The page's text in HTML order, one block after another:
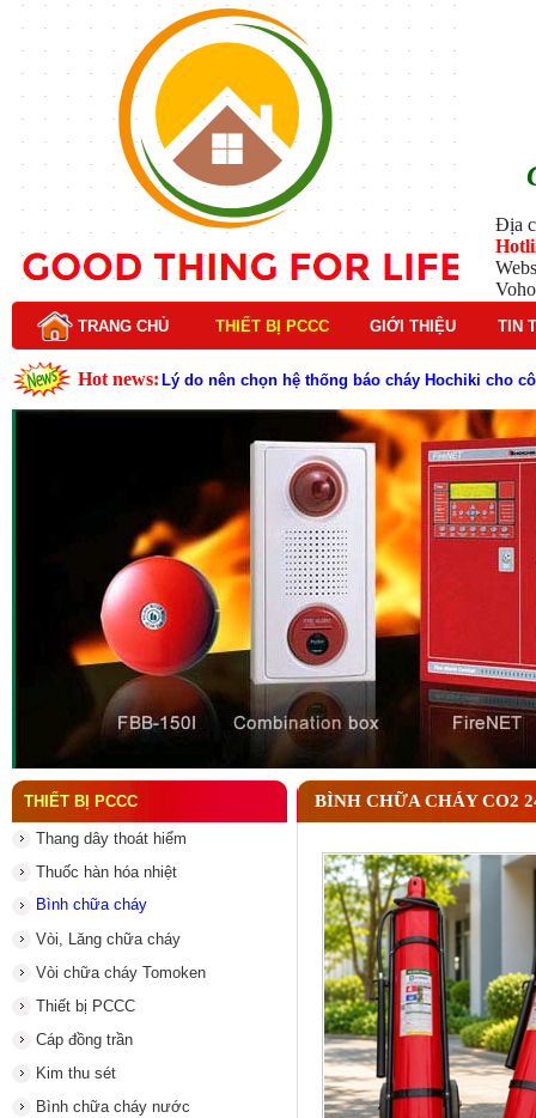
Địa
TRANG CHỦ THIẾT BỊ PCCC GIỚI THIỆU TIN
Hot news: Lý do nên chọn hệ thống báo cháy Hochiki cho
Cấu tạo và nguyên lý hoạt động của báo cháy
Tìm hiểu chi tiết về hệ thống báo cháy Horing
Các loại thang dây thoát hiểm phổ biến trên thị
Thang dây thoát hiểm có tác dụng gì trong tình
Cấu tạo đầu phun chữa cháy trong hệ thống
Kim thu sét là gì? Cấu tạo, nguyên lý hoạt động
Đầu phun chữa cháy là gì và nguyên lý hoạt động
Đầu phun chữa cháy là gì ? Tìm hiểu chi tiết từ A-
THIẾT BỊ PCCC
Thang dây thoát hiểm
Thuốc hàn hóa nhiệt
Bình chữa cháy
Vòi, Lăng chữa cháy
Vòi chữa cháy Tomoken
Thiết bị PCCC
Cáp đồng trần
Kim thu sét
Bình chữa cháy nước
BÌNH CHỮA CHÁY CO2